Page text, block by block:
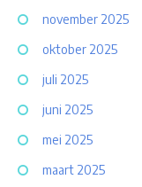
november 2025
oktober 2025
juli 2025
juni 2025
mei 2025
maart 2025